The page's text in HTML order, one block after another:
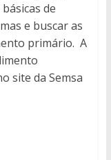
de
e buscar as
primário. A
site da Semsa